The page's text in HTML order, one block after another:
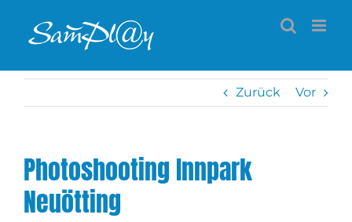
Inhalt
Zurück Vor
Photoshooting Innpark
Neuötting